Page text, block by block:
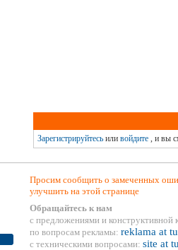
Зарегистрируйтесьили войдите, и вы
Просим сообщить о замеченных
улучшить на этой странице
Обращайтесь к нам
с предложениями и конструктивной
по вопросам рекламы: reklama at
с техническими вопросами: site at